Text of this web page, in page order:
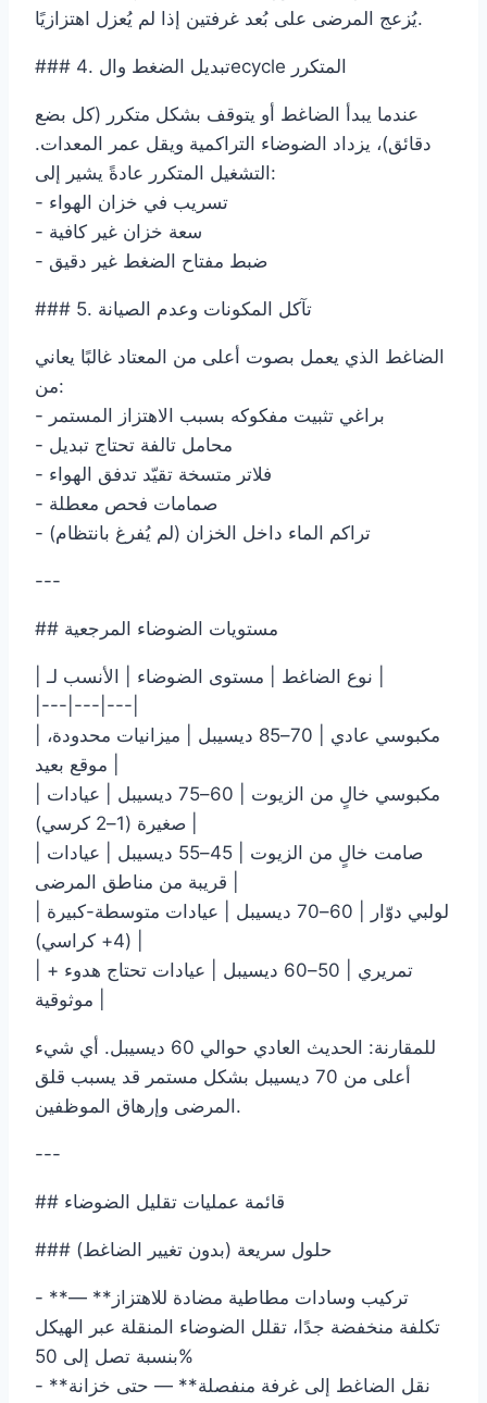
يُزعج المرضى على بُعد غرفتين إذا لم يُعزل اهتزازيًا.
### 4. تبديل الضغط والecycle المتكرر
عندما يبدأ الضاغط أو يتوقف بشكل متكرر (كل بضع
دقائق)، يزداد الضوضاء التراكمية ويقل عمر المعدات.
التشغيل المتكرر عادةً يشير إلى:
- تسريب في خزان الهواء
- سعة خزان غير كافية
- ضبط مفتاح الضغط غير دقيق
### 5. تآكل المكونات وعدم الصيانة
الضاغط الذي يعمل بصوت أعلى من المعتاد غالبًا يعاني
من:
- براغي تثبيت مفكوكه بسبب الاهتزاز المستمر
- محامل تالفة تحتاج تبديل
- فلاتر متسخة تقيّد تدفق الهواء
- صمامات فحص معطلة
- تراكم الماء داخل الخزان (لم يُفرغ بانتظام)
---
## مستويات الضوضاء المرجعية
|---|---|---|
للمقارنة: الحديث العادي حوالي 60 ديسيبل. أي شيء
أعلى من 70 ديسيبل بشكل مستمر قد يسبب قلق
المرضى وإرهاق الموظفين.
---
## قائمة عمليات تقليل الضوضاء
### حلول سريعة (بدون تغيير الضاغط)
- **تركيب وسادات مطاطية مضادة للاهتزاز** —
تكلفة منخفضة جدًا، تقلل الضوضاء المنقلة عبر الهيكل
بنسبة تصل إلى 50%
- **نقل الضاغط إلى غرفة منفصلة** — حتى خزانة